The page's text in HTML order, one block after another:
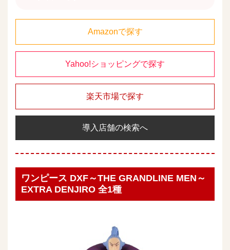
Amazonで探す
Yahoo!ショッピングで探す
楽天市場で探す
導入店舗の検索へ
ワンピース DXF～THE GRANDLINE MEN～
EXTRA DENJIRO 全1種